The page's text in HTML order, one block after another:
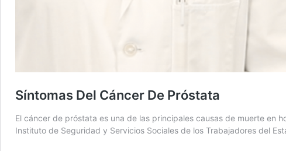
Síntomas Del Cáncer De Próstata
El cáncer de próstata es una de las principales causas de muerte en
Instituto de Seguridad y Servicios Sociales de los Trabajadores del